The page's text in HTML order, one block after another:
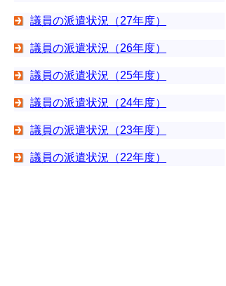
議員の派遣状況（27年度）
議員の派遣状況（26年度）
議員の派遣状況（25年度）
議員の派遣状況（24年度）
議員の派遣状況（23年度）
議員の派遣状況（22年度）